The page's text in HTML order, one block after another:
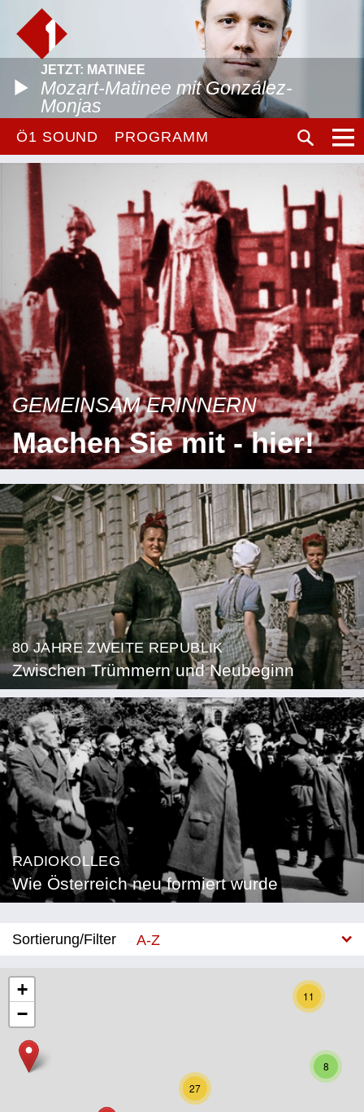
JETZT: MATINEE
Mozart-Matinee mit González-
Monjas
Ö1 SOUND PROGRAMM
GEMEINSAM ERINNERN
Machen Sie mit - hier!
80 JAHRE ZWEITE REPUBLIK
Zwischen Trümmern und Neubeginn
RADIOKOLLEG
Wie Österreich neu formiert wurde
Sortierung/Filter
A-Z
Kärnten
8
27
11
+
−